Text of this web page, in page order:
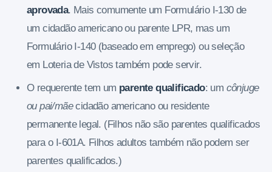
aprovada. Mais comumente um Formulário I-130 de
um cidadão americano ou parente LPR, mas um
Formulário I-140 (baseado em emprego) ou seleção
em Loteria de Vistos também pode servir.
O requerente tem um parente qualificado: um cônjuge
ou pai/mãecidadão americano ou residente
permanente legal. (Filhos não são parentes qualificados
para o I-601A. Filhos adultos também não podem ser
parentes qualificados.)